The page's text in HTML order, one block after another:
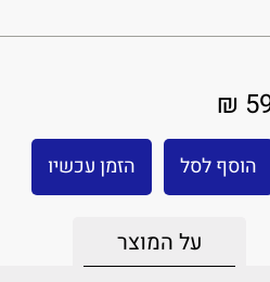
59
הוסף לסל הזמן עכשיו
על המוצר